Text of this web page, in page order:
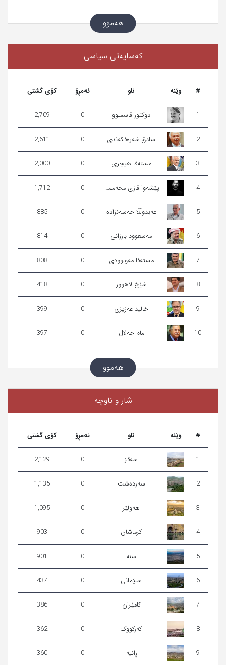
هەموو
كەسایەتی سیاسی
# وێنه‌ ناو ئەمڕۆ کۆی گشتی
1 دوکتور قاسملوو 0
2,709
2 سادق شە‌رە‌فکەندی 0
2,611
3 مستەفا ھیجری 0
2,000
4 پێشه‌وا قازی محه‌ممه‌د 0
1,712
5 عەبدوڵڵا حەسەنزادە 0
885
6 مەسعوود بارزانی 0
814
7 مستەفا مەولوودی 0
808
8 شێخ لاھوور 0
418
9 خالید عەزیزی 0
399
10 مام جەلال 0
397
هەموو
شار و ناوچە
# وێنه‌ ناو ئەمڕۆ کۆی گشتی
1 سەقز 0
2,129
2 سەردەشت 0
1,135
3 ھەولێر 0
1,095
4 كرماشان 0
903
5 سنه 0
901
6 سلێمانی 0
437
7 كامێران 0
386
8 کەرکووک 0
362
9 ڕانیە 0
360